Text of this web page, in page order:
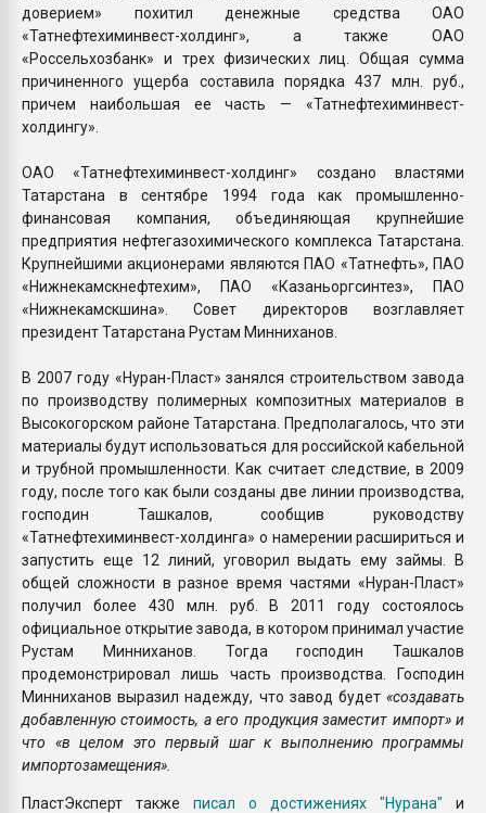
доверием» похитил денежные средства ОАО
«Татнефтехиминвест-холдинг», а также ОАО
«Россельхозбанк» и трех физических лиц. Общая сумма
причиненного ущерба составила порядка 437 млн. руб.,
причем наибольшая ее часть — «Татнефтехиминвест-
холдингу».
ОАО «Татнефтехиминвест-холдинг» создано властями
Татарстана в сентябре 1994 года как промышленно-
финансовая компания, объединяющая крупнейшие
предприятия нефтегазохимического комплекса Татарстана.
Крупнейшими акционерами являются ПАО «Татнефть», ПАО
«Нижнекамскнефтехим», ПАО «Казаньоргсинтез», ПАО
«Нижнекамскшина». Совет директоров возглавляет
президент Татарстана Рустам Минниханов.
В 2007 году «Нуран-Пласт» занялся строительством завода
по производству полимерных композитных материалов в
Высокогорском районе Татарстана. Предполагалось, что эти
материалы будут использоваться для российской кабельной
и трубной промышленности. Как считает следствие, в 2009
году, после того как были созданы две линии производства,
господин Ташкалов, сообщив руководству
«Татнефтехиминвест-холдинга» о намерении расшириться и
запустить еще 12 линий, уговорил выдать ему займы. В
общей сложности в разное время частями «Нуран-Пласт»
получил более 430 млн. руб. В 2011 году состоялось
официальное открытие завода, в котором принимал участие
Рустам Минниханов. Тогда господин Ташкалов
продемонстрировал лишь часть производства. Господин
Минниханов выразил надежду, что завод будет «создавать
добавленную стоимость, а его продукция заместит импорт» и
что «в целом это первый шаг к выполнению программы
импортозамещения».
ПластЭксперт также писал о достижениях "Нурана" и